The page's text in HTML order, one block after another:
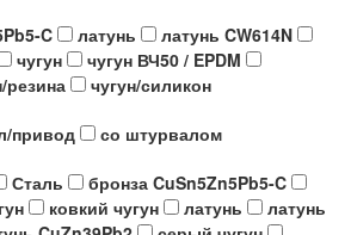
C
латунь
латунь CW614N
чугун
чугун ВЧ50 / EPDM
резина
чугун/силикон
привод
со штурвалом
Сталь
бронза CuSn5Zn5Pb5-C
ковкий чугун латунь
латунь